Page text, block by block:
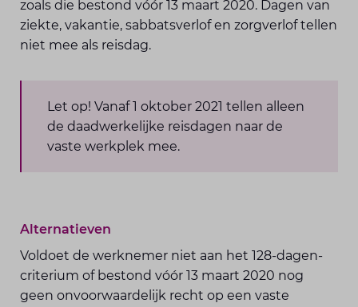
zoals die bestond vóór 13 maart 2020. Dagen van
ziekte, vakantie, sabbatsverlof en zorgverlof tellen
niet mee als reisdag.
Let op! Vanaf 1 oktober 2021 tellen alleen
de daadwerkelijke reisdagen naar de
vaste werkplek mee.
Alternatieven
Voldoet de werknemer niet aan het 128-dagen-
criterium of bestond vóór 13 maart 2020 nog
geen onvoorwaardelijk recht op een vaste